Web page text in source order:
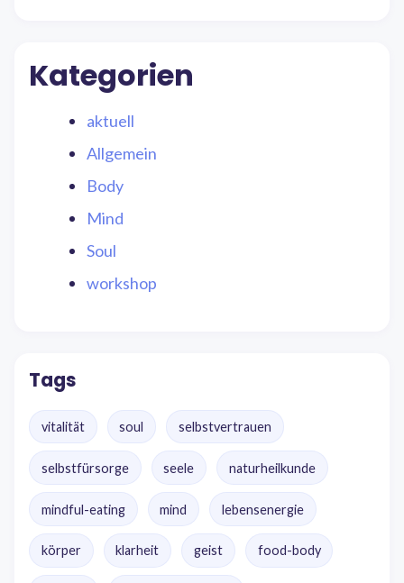
Kategorien
aktuell
Allgemein
Body
Mind
Soul
workshop
Tags
vitalität soul selbstvertrauen
selbstfürsorge seele naturheilkunde
mindful-eating mind lebensenergie
körper klarheit geist food-body